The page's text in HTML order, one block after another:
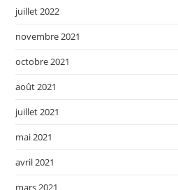
juillet 2022
novembre 2021
octobre 2021
août 2021
juillet 2021
mai 2021
avril 2021
mars 2021